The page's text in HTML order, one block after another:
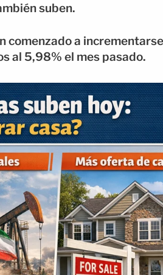
suben.
comenzado a
al 5,98% el mes pasado.